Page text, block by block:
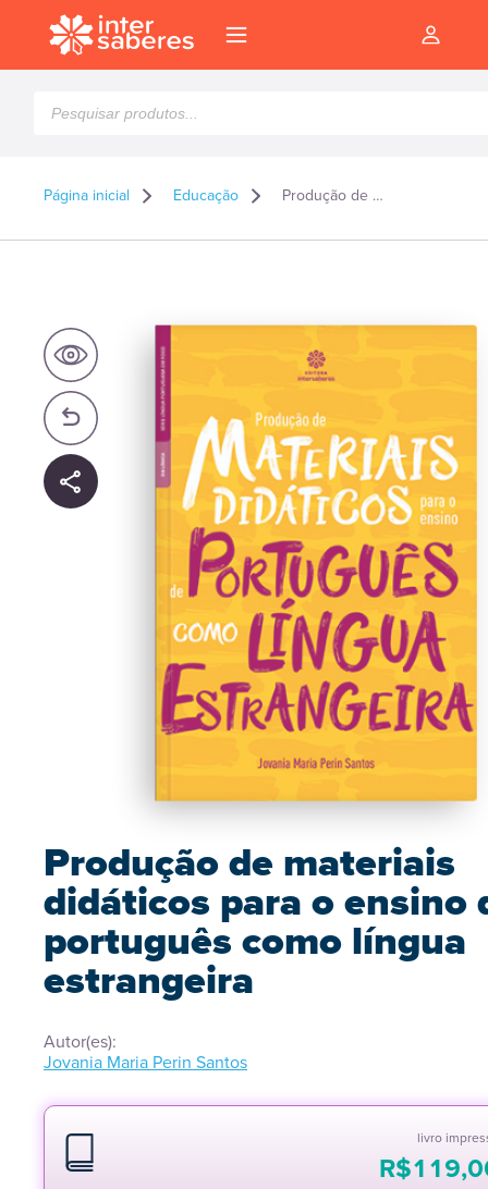
produtos
Página inicial Educação Produção de materiais didáticos para o ensino de português como língua estrangeira
Produção de materiais
didáticos para o ensino
português como língua
estrangeira
Autor(es):
Jovania Maria Perin Santos
livro
R$